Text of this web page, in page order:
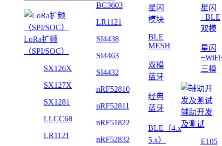
LoRa扩频
（SPI/SOC）
SX126X
SX127X
SX1281
LLCC68
LR1121
BC3603
LR1121
SI4438
SI4463
SI4432
nRF52810
nRF52811
nRF51822
nRF52832
星闪
模块
BLE
MESH
双模
蓝牙
经典
蓝牙
BLE（4.x
5.x）
星闪
+BLE
双模
星闪
三模
辅助开发
及测试
E105